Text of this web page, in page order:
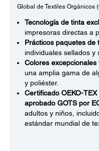
Global de Textiles Orgánicos
Tecnología de tinta
impresoras directas a
Prácticos paquetes de
individuales sellados
Colores
una amplia gama de
y poliéster.
Certificado OEKO-TEX
aprobado GOTS por
adultos y niños,
estándar mundial de